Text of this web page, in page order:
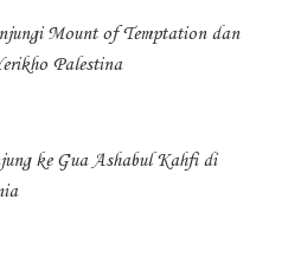
Mount of Temptation dan
Palestina
ke Gua Ashabul Kahfi di